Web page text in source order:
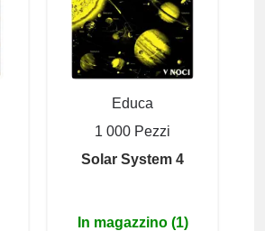
Educa
1 000 Pezzi
Solar System 4
In magazzino (1)